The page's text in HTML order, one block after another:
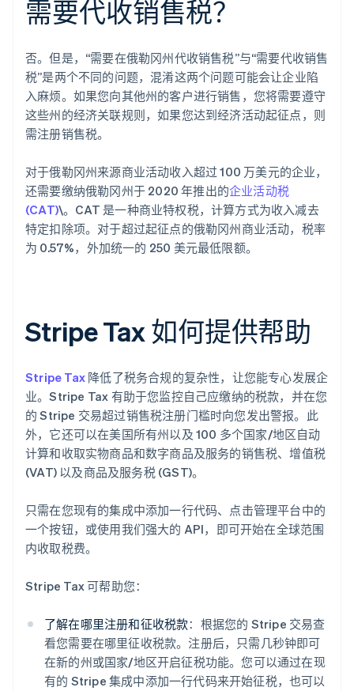
需要代收销售税？
否。但是，“需要在俄勒冈州代收销售税”与“需要代收销售
税”是两个不同的问题，混淆这两个问题可能会让企业陷
入麻烦。如果您向其他州的客户进行销售，您将需要遵守
这些州的经济关联规则，如果您达到经济活动起征点，则
需注册销售税。
对于俄勒冈州来源商业活动收入超过 100 万美元的企业，
还需要缴纳俄勒冈州于 2020 年推出的企业活动税
(CAT)\。CAT 是一种商业特权税，计算方式为收入减去
特定扣除项。对于超过起征点的俄勒冈州商业活动，税率
为 0.57%，外加统一的 250 美元最低限额。
Stripe Tax 如何提供帮助
Stripe Tax 降低了税务合规的复杂性，让您能专心发展企
业。Stripe Tax 有助于您监控自己应缴纳的税款，并在您
的 Stripe 交易超过销售税注册门槛时向您发出警报。此
外，它还可以在美国所有州以及 100 多个国家/地区自动
计算和收取实物商品和数字商品及服务的销售税、增值税
(VAT) 以及商品及服务税 (GST)。
只需在您现有的集成中添加一行代码、点击管理平台中的
一个按钮，或使用我们强大的 API，即可开始在全球范围
内收取税费。
Stripe Tax 可帮助您：
了解在哪里注册和征收税款：根据您的 Stripe 交易查
看您需要在哪里征收税款。注册后，只需几秒钟即可
在新的州或国家/地区开启征税功能。您可以通过在现
有的 Stripe 集成中添加一行代码来开始征税，也可以